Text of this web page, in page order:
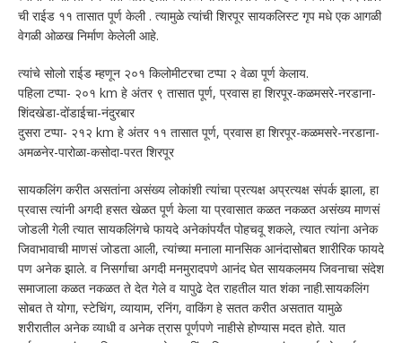
ची राईड ११ तासात पूर्ण केली . त्यामुळे त्यांची शिरपूर सायकलिस्ट गृप मधे एक आगळी
वेगळी ओळख निर्माण केलेली आहे.
त्यांचे सोलो राईड म्हणून २०१ किलोमीटरचा टप्पा २ वेळा पूर्ण केलाय.
पहिला टप्पा- २०१ km हे अंतर ९ तासात पूर्ण, प्रवास हा शिरपूर-कळमसरे-नरडाना-
शिंदखेडा-दोंडाईचा-नंदुरबार
दुसरा टप्पा- २१२ km हे अंतर ११ तासात पूर्ण, प्रवास हा शिरपूर-कळमसरे-नरडाना-
अमळनेर-पारोळा-कसोदा-परत शिरपूर
सायकलिंग करीत असतांना असंख्य लोकांशी त्यांचा प्रत्यक्ष अप्रत्यक्ष संपर्क झाला, हा
प्रवास त्यांनी अगदी हसत खेळत पूर्ण केला या प्रवासात कळत नकळत असंख्य माणसं
जोडली गेली त्यात सायकलिंगचे फायदे अनेकांपर्यंत पोहचवू शकले, त्यात त्यांना अनेक
जिवाभावाची माणसं जोडता आली, त्यांच्या मनाला मानसिक आनंदासोबत शारीरिक फायदे
पण अनेक झाले. व निसर्गाचा अगदी मनमुरादपणे आनंद घेत सायकलमय जिवनाचा संदेश
समाजाला कळत नकळत ते देत गेले व यापुढे देत राहतील यात शंका नाही.सायकलिंग
सोबत ते योगा, स्टेचिंग, व्यायाम, रनिंग, वाकिंग हे सतत करीत असतात यामुळे
शरीरातील अनेक व्याधी व अनेक त्रास पूर्णपणे नाहीसे होण्यास मदत होते. यात